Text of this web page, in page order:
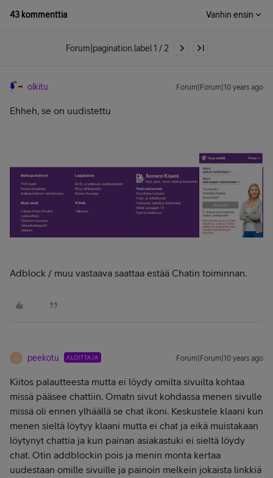
43 kommenttia Vanhin ensin
Forum|pagination.label 1 / 2
olkitu Forum|Forum|10 years ago
Ehheh, se on uudistettu
Adblock / muu vastaava saattaa estää Chatin toiminnan.
P peekotu ALOITTAJA Forum|Forum|10 years ago
Kiitos palautteesta mutta ei löydy omilta sivuilta kohtaa
missä pääsee chattiin. Omatn sivut kohdassa menen sivulle
missä oli ennen ylhäällä se chat ikoni. Keskustele klaani kun
menen sieltä löytyy klaani mutta ei chat ja eikä muistakaan
löytynyt chattia ja kun painan asiakastuki ei sieltä löydy
chat. Otin addblockin pois ja menin monta kertaa
uudestaan omille sivuille ja painoin melkein jokaista linkkiä